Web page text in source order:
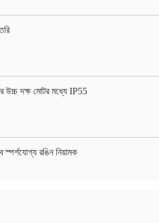
উচ্চ দক্ষ মোটর মধ্যে IP55
স্পর্শযোগ্য রঙিন নিয়ামক